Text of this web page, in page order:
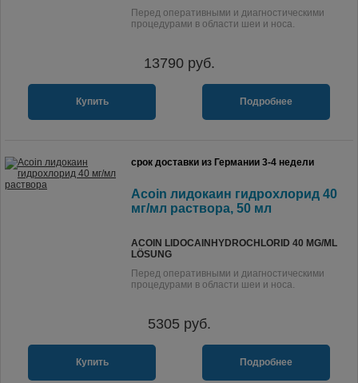
Перед оперативными и диагностическими
процедурами в области шеи и носа.
13790руб.
Купить Подробнее
срок доставки из Германии 3-4 недели
Acoin лидокаин гидрохлорид 40
мг/мл раствора, 50 мл
ACOIN LIDOCAINHYDROCHLORID 40 MG/ML
LÖSUNG
Перед оперативными и диагностическими
процедурами в области шеи и носа.
5305 руб.
Купить Подробнее